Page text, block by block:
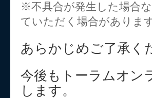
※不具合が発生した場合
ていただく場合があります
あらかじめご了承く
今後もトーラムオン
します。